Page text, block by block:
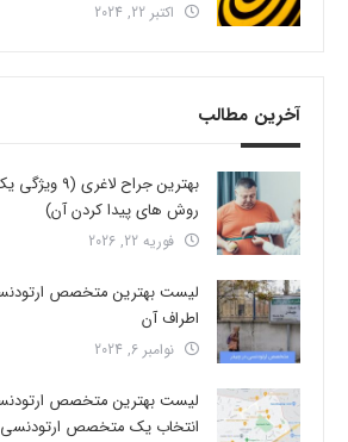
اکتبر 22, 2024
آخرین مطالب
بهترین جراح
روش های پیدا کردن آن)
فوریه 22, 2026
لیست بهترین متخصص
اطراف آن
نوامبر 6, 2024
لیست بهترین متخصص
انتخاب یک متخصص ارتودنسی